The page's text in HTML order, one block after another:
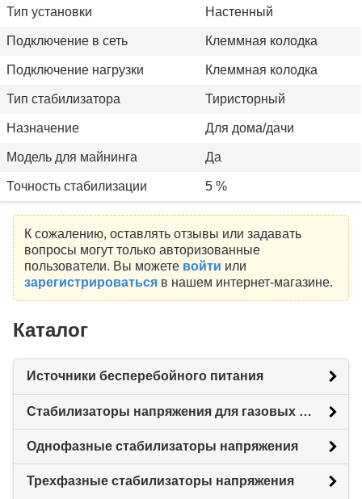
Тип установки Настенный
Подключение в сеть Клеммная колодка
Подключение нагрузки Клеммная колодка
Тип стабилизатора Тиристорный
Назначение Для дома/дачи
Модель для майнинга Да
Точность стабилизации 5 %
К сожалению, оставлять отзывы или задавать
вопросы могут только авторизованные
пользователи. Вы можете войти или
зарегистрироватьсяв нашем интернет-магазине.
Каталог
Источники бесперебойного питания
Стабилизаторы напряжения для газовых котлов
Однофазные стабилизаторы напряжения
Трехфазные стабилизаторы напряжения